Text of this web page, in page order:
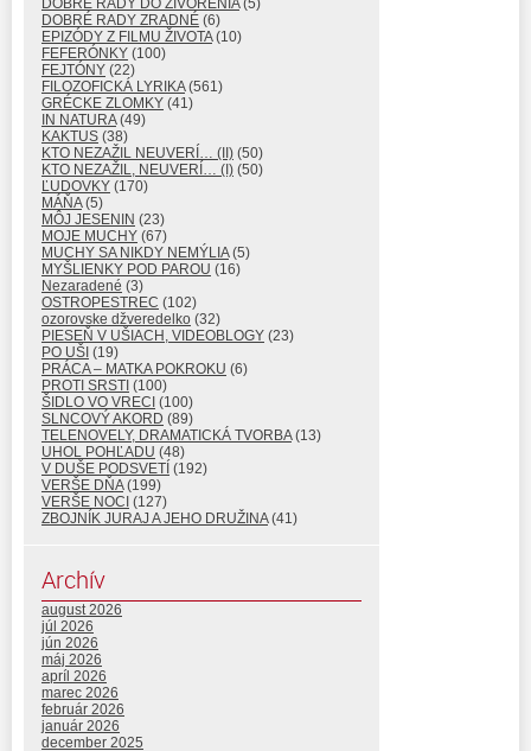
DOBRÉ RADY DO ŽIVORENIA(5)
DOBRÉ RADY ZRADNÉ (6)
EPIZÓDY Z FILMU ŽIVOTA(10)
FEFERÓNKY (100)
FEJTÓNY (22)
FILOZOFICKÁ LYRIKA(561)
GRÉCKE ZLOMKY (41)
IN NATURA(49)
KAKTUS (38)
KTO NEZAŽIL NEUVERÍ… (II) (50)
KTO NEZAŽIL, NEUVERÍ… (I) (50)
ĽUDOVKY (170)
MÁŇA(5)
MÔJ JESENIN (23)
MOJE MUCHY (67)
MUCHY SA NIKDY NEMÝLIA(5)
MYŠLIENKY POD PAROU (16)
Nezaradené (3)
OSTROPESTREC (102)
ozorovske džveredelko (32)
PIESEŇ V UŠIACH, VIDEOBLOGY (23)
PO UŠI (19)
PRÁCA – MATKA POKROKU (6)
PROTI SRSTI (100)
ŠIDLO VO VRECI (100)
SLNCOVÝ AKORD (89)
TELENOVELY, DRAMATICKÁ TVORBA(13)
UHOL POHĽADU (48)
V DUŠE PODSVETÍ (192)
VERŠE DŇA(199)
VERŠE NOCI (127)
ZBOJNÍK JURAJ A JEHO DRUŽINA(41)
Archív
august 2026
júl 2026
jún 2026
máj 2026
apríl 2026
marec 2026
február 2026
január 2026
december 2025